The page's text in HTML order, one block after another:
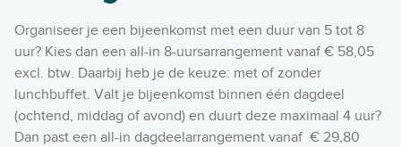
e
n
l
e
Organiseer je een bijeenkomst met een duur van 5 tot 8
uur? Kies dan een all-in 8-uursarrangement vanaf € 58,05
excl. btw. Daarbij heb je de keuze: met of zonder
lunchbuffet. Valt je bijeenkomst binnen één dagdeel
(ochtend, middag of avond) en duurt deze maximaal 4 uur?
Dan past een all-in dagdeelarrangement vanaf € 29,80